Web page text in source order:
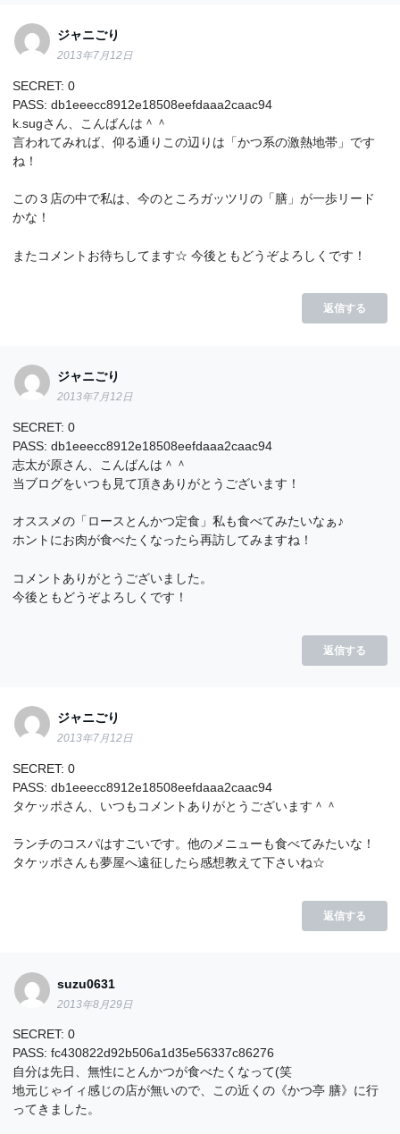
ジャニごり
2013年7月12日
SECRET: 0
PASS: db1eeecc8912e18508eefdaaa2caac94
k.sugさん、こんばんは＾＾
言われてみれば、仰る通りこの辺りは「かつ系の激熱地帯」です
ね！
この３店の中で私は、今のところガッツリの「膳」が一歩リード
かな！
またコメントお待ちしてます☆ 今後ともどうぞよろしくです！
返信する
ジャニごり
2013年7月12日
SECRET: 0
PASS: db1eeecc8912e18508eefdaaa2caac94
志太が原さん、こんばんは＾＾
当ブログをいつも見て頂きありがとうございます！
オススメの「ロースとんかつ定食」私も食べてみたいなぁ♪
ホントにお肉が食べたくなったら再訪してみますね！
コメントありがとうございました。
今後ともどうぞよろしくです！
返信する
ジャニごり
2013年7月12日
SECRET: 0
PASS: db1eeecc8912e18508eefdaaa2caac94
タケッポさん、いつもコメントありがとうございます＾＾
ランチのコスパはすごいです。他のメニューも食べてみたいな！
タケッポさんも夢屋へ遠征したら感想教えて下さいね☆
返信する
suzu0631
2013年8月29日
SECRET: 0
PASS: fc430822d92b506a1d35e56337c86276
自分は先日、無性にとんかつが食べたくなって(笑
地元じゃイィ感じの店が無いので、この近くの《かつ亭 膳》に行
ってきました。